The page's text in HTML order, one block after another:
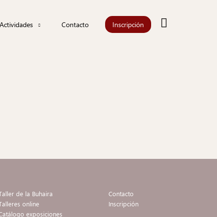
Actividades
Contacto Inscripción Buscar
de la Buhaira
online
exposiciones
Contacto
Inscripción